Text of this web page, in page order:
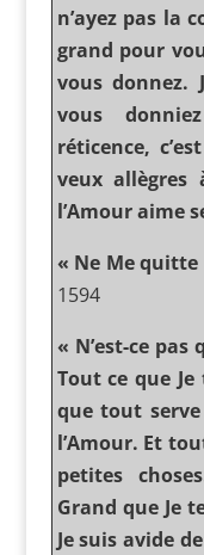
n’ayez pas la
grand pour
vous donnez.
vous
réticence,
veux allègres
l’Amour aime
« Ne Me
1594
« N’est-ce pas
Tout ce que
que tout
l’Amour. Et
petites
Grand que Je
Je suis avide